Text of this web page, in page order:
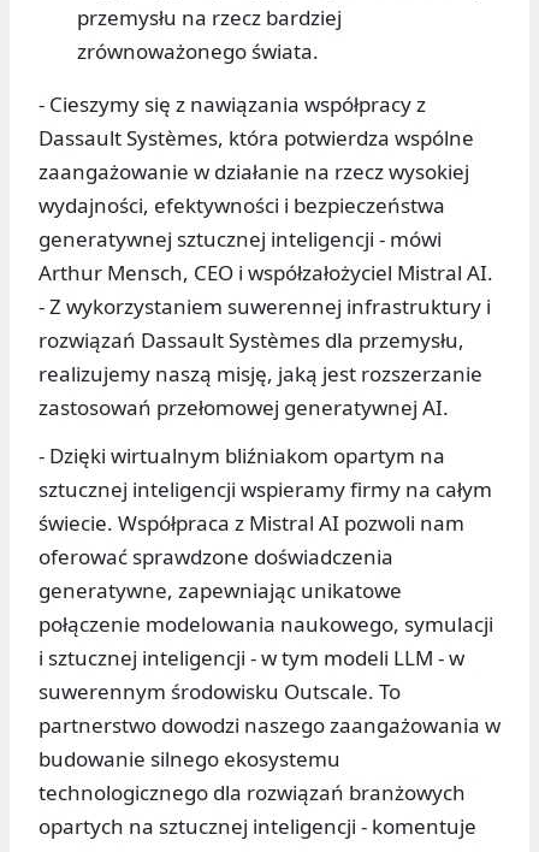
przemysłu na rzecz bardziej
zrównoważonego świata.
- Cieszymy się z nawiązania współpracy z
Dassault Systèmes, która potwierdza wspólne
zaangażowanie w działanie na rzecz wysokiej
wydajności, efektywności i bezpieczeństwa
generatywnej sztucznej inteligencji - mówi
Arthur Mensch, CEO i współzałożyciel Mistral AI.
- Z wykorzystaniem suwerennej infrastruktury i
rozwiązań Dassault Systèmes dla przemysłu,
realizujemy naszą misję, jaką jest rozszerzanie
zastosowań przełomowej generatywnej AI.
- Dzięki wirtualnym bliźniakom opartym na
sztucznej inteligencji wspieramy firmy na całym
świecie. Współpraca z Mistral AI pozwoli nam
oferować sprawdzone doświadczenia
generatywne, zapewniając unikatowe
połączenie modelowania naukowego, symulacji
i sztucznej inteligencji - w tym modeli LLM - w
suwerennym środowisku Outscale. To
partnerstwo dowodzi naszego zaangażowania w
budowanie silnego ekosystemu
technologicznego dla rozwiązań branżowych
opartych na sztucznej inteligencji - komentuje